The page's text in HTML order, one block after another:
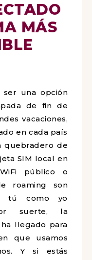
MÁS
ser una opción
de fin de
vacaciones,
en cada país
quebradero de
SIM local en
público o
roaming son
tú como yo
suerte, la
llegado para
que usamos
Y si estás